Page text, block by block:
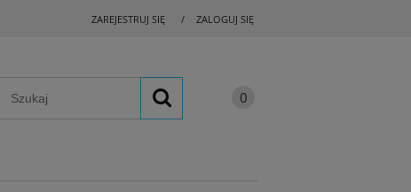
ZAREJESTRUJ SIĘ ZALOGUJ SIĘ